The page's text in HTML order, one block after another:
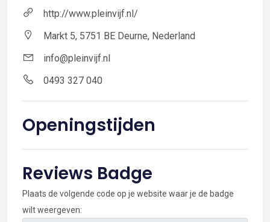
http://www.pleinvijf.nl/
Markt 5, 5751 BE Deurne, Nederland
info@pleinvijf.nl
0493 327 040
Openingstijden
Reviews Badge
Plaats de volgende code op je website waar je de badge
wilt weergeven: